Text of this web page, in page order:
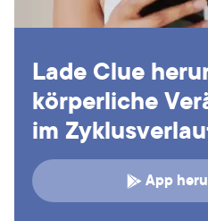
Lade Clue
körperliche
im
App